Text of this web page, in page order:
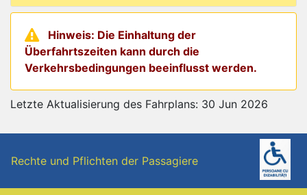
Hinweis: Die Einhaltung der
Überfahrtszeiten kann durch die
Verkehrsbedingungen beeinflusst werden.
Letzte Aktualisierung des Fahrplans: 30 Jun 2026
Rechte und Pflichten der Passagiere